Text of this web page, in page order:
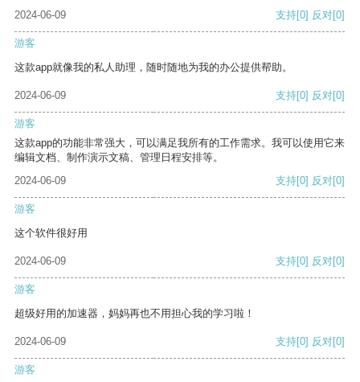
2024-06-09
支持[0] 反对[0]
游客
这款app就像我的私人助理，随时随地为我的办公提供帮助。
2024-06-09 支持[0] 反对[0]
游客
这款app的功能非常强大，可以满足我所有的工作需求。我可以使用它来
编辑文档、制作演示文稿、管理日程安排等。
2024-06-09
支持[0] 反对[0]
游客
这个软件很好用
2024-06-09 支持[0] 反对[0]
游客
超级好用的加速器，妈妈再也不用担心我的学习啦！
2024-06-09 支持[0] 反对[0]
游客